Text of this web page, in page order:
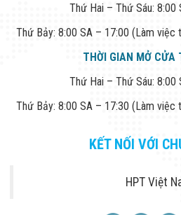
Thứ Hai – Thứ Sáu: 8:00
Thứ Bảy: 8:00 SA – 17:00 (Làm việc
THỜI GIAN MỞ CỬA
Thứ Hai – Thứ Sáu: 8:00
Thứ Bảy: 8:00 SA – 17:30 (Làm việc
KẾT NỐI VỚI
HPT Việt